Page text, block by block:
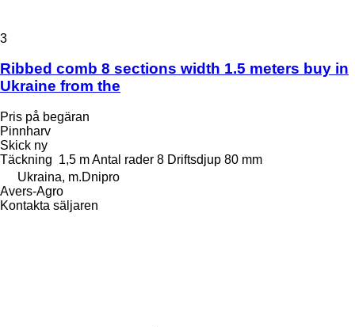
3
Ribbed comb 8 sections width 1.5 meters buy in
Ukraine from the
Pris på begäran
Pinnharv
Skick ny
Täckning 1,5 mAntal rader 8 Driftsdjup 80 mm
Ukraina, m.Dnipro
Avers-Agro
Kontakta säljaren